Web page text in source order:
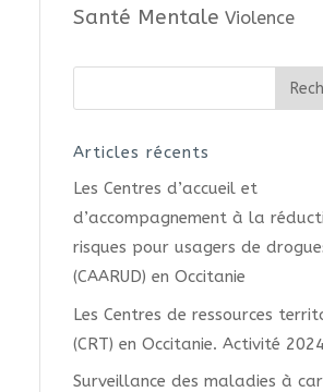
Santé Mentale Violence
Articles récents
Les Centres d’accueil et
d’accompagnement à la
risques pour usagers de
(CAARUD) en Occitanie
Les Centres de ressources
(CRT) en Occitanie. Activité 2024
Surveillance des maladies à